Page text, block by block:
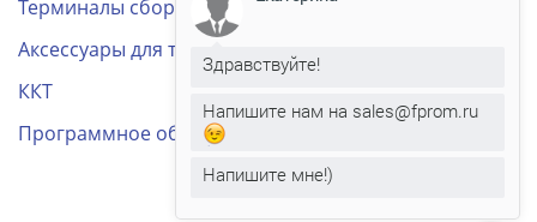
Терминалы сбора данных
Аксессуары для тсд
ККТ
Программное обеспечение
Здравствуйте!
Напишите нам на sales@fprom.ru
Напишите мне!)